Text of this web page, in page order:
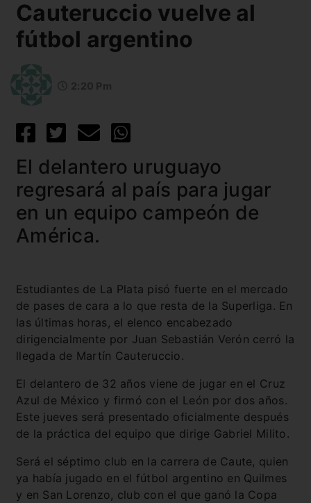
Cauteruccio vuelve al
fútbol argentino
El delantero uruguayo
regresará al país para jugar
en un equipo campeón de
América.
Estudiantes de La Plata pisó fuerte en el mercado
de pases de cara a lo que resta de la Superliga. En
las últimas horas, el elenco encabezado
dirigencialmente por Juan Sebastián Verón cerró la
llegada de Martín Cauteruccio.
El delantero de 32 años viene de jugar en el Cruz
Azul de México y firmó con el León por dos años.
Este jueves será presentado oficialmente después
de la práctica del equipo que dirige Gabriel Milito.
Será el séptimo club en la carrera de Caute, quien
ya había jugado en el fútbol argentino en Quilmes
y en San Lorenzo, club con el que ganó la Copa